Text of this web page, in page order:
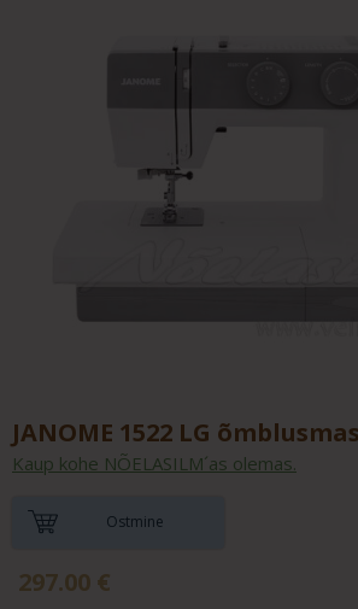
JANOME 1522 LG
Kaup kohe NÕELASILM´as olemas.
Ostmine
297.00 €